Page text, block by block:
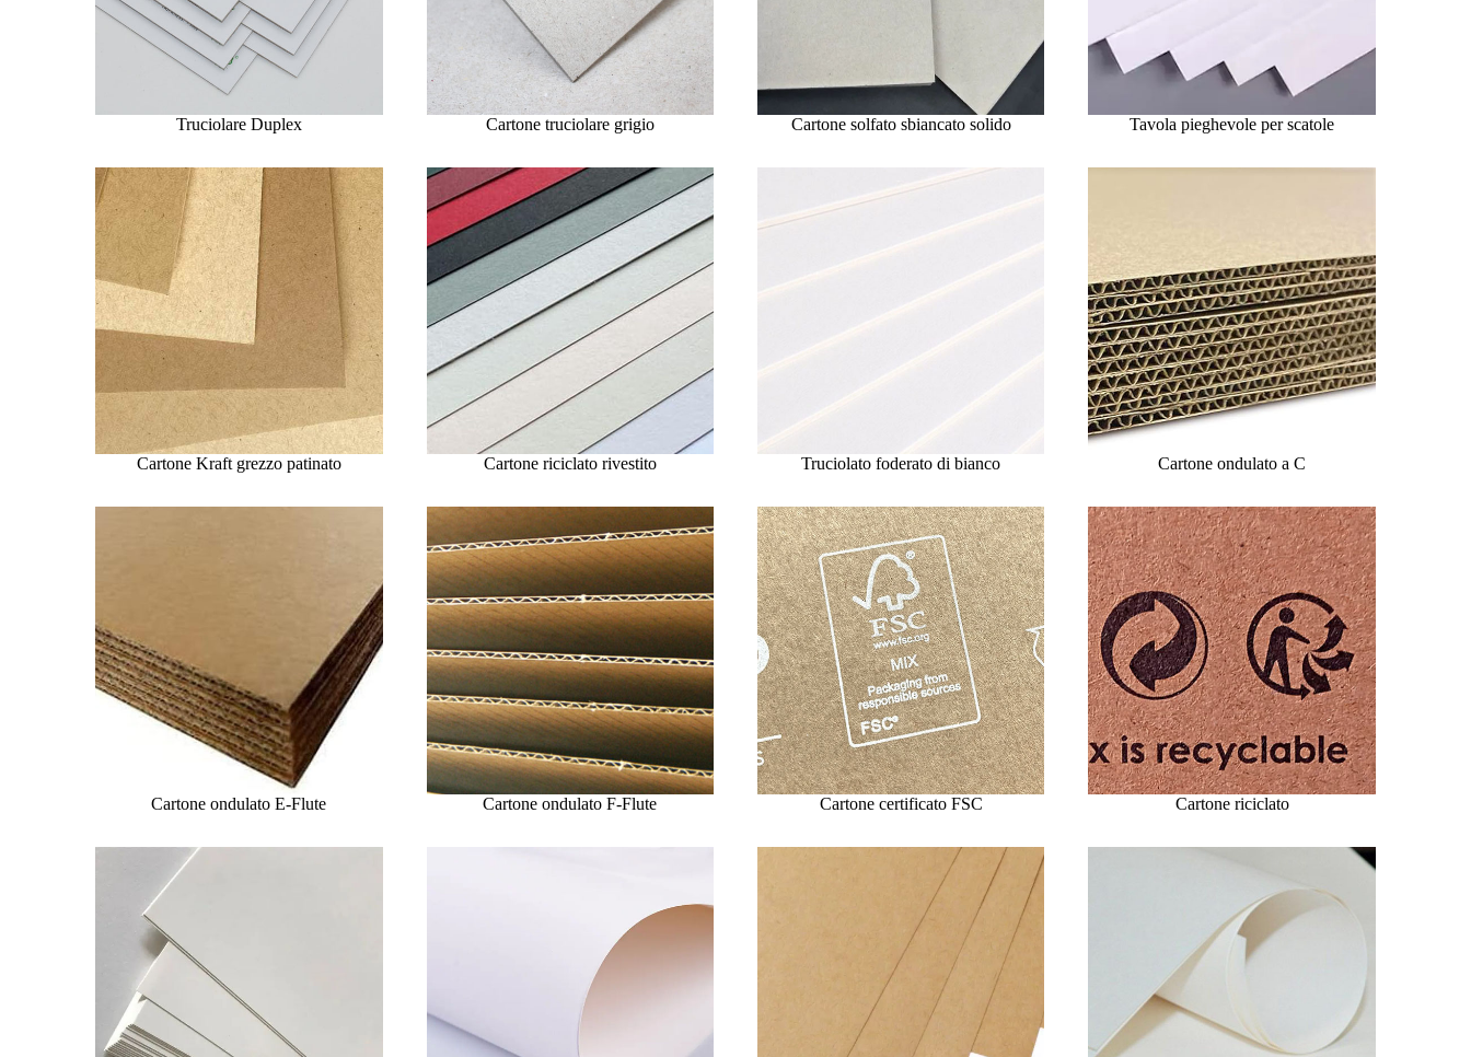
Truciolare Duplex Cartone truciolare grigio Cartone solfato sbiancato solido Tavola pieghevole per scatole
Cartone Kraft grezzo patinato Cartone riciclato rivestito Truciolato foderato di bianco Cartone ondulato a C
Cartone ondulato E-Flute Cartone ondulato F-Flute Cartone certificato FSC Cartone riciclato